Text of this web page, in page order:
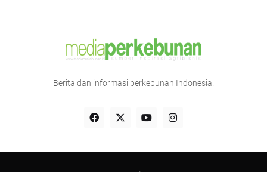
Berita dan informasi perkebunan Indonesia.